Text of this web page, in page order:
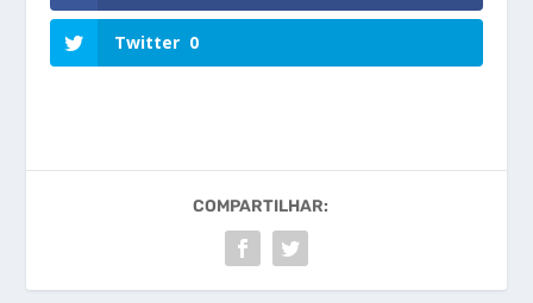
Twitter 0
COMPARTILHAR: